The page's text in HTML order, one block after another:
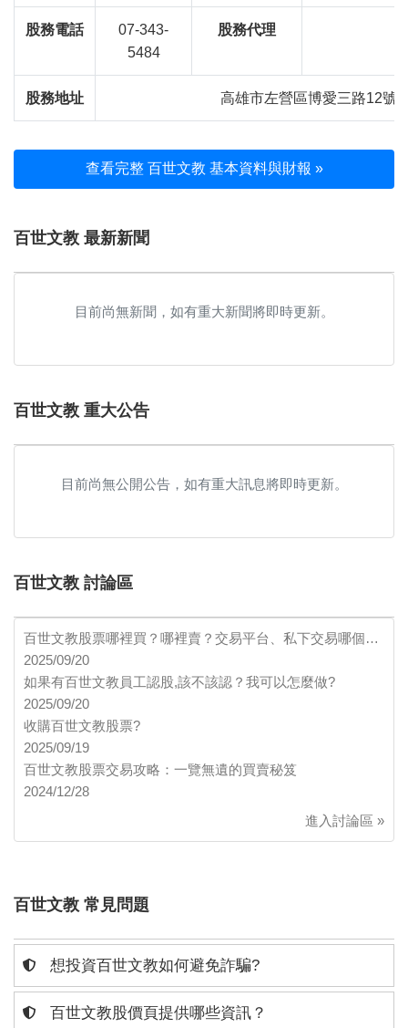
股務電話
07-343-
5484
股務代理
股務地址 高雄市左營區博愛三路12號
查看完整 百世文教 基本資料與財報 »
百世文教 最新新聞
目前尚無新聞，如有重大新聞將即時更新。
百世文教 重大公告
目前尚無公開公告，如有重大訊息將即時更新。
百世文教 討論區
百世文教股票哪裡買？哪裡賣？交易平台、私下交易哪個…
2025/09/20
如果有百世文教員工認股,該不該認？我可以怎麼做?
2025/09/20
收購百世文教股票?
2025/09/19
百世文教股票交易攻略：一覽無遺的買賣秘笈
2024/12/28
進入討論區 »
百世文教 常見問題
想投資百世文教如何避免詐騙?
百世文教股價頁提供哪些資訊？